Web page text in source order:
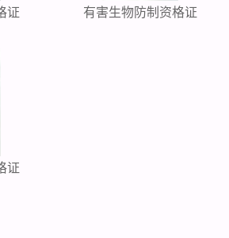
证 有害生物防制资格证
证